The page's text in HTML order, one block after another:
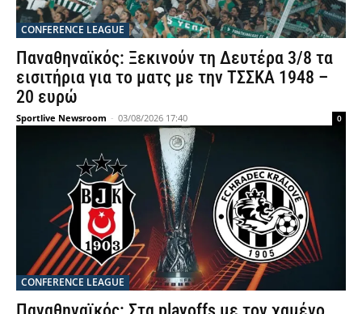
CONFERENCE LEAGUE
Παναθηναϊκός: Ξεκινούν τη Δευτέρα 3/8 τα
εισιτήρια για το ματς με την ΤΣΣΚΑ 1948 –
20 ευρώ
Sportlive Newsroom - 03/08/2026 17:40 0
CONFERENCE LEAGUE